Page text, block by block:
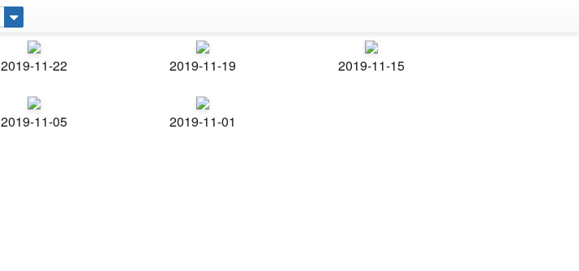
2019-11-22 2019-11-19 2019-11-15
2019-11-05 2019-11-01